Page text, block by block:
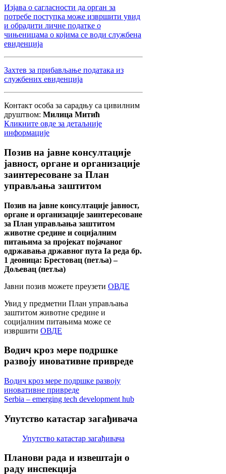
Изјава о сагласности да орган за
потребе поступка може извршити увид
и обрадити личне податке о
чињеницама о којима се води службена
евиденција
Захтев за прибављање података из
службених евиденција
Контакт особа за сарадњу са цивилним
друштвом: Милица Митић
Кликните овде за детаљније
информације
Позив на јавне консултације
јавност, органе и организације
заинтересоване за План
управљања заштитом
Позив на јавне консултације јавност,
органе и организације заинтересоване
за План управљања заштитом
животне средине и социјалним
питањима за пројекат појачаног
одржавања државног пута Ia реда бр.
1 деоница: Брестовац (петља) –
Дољевац (петља)
Јавни позив можете преузети ОВДЕ
Увид у предметни План управљања
заштитом животне средине и
социјалним питањима може се
извршити ОВДЕ
Водич кроз мере подршке
развоју иновативне привреде
Водич кроз мере подршке развоју
иновативне привреде
Serbia – emerging tech development hub
Упутство катастар загађивача
Упутство катастар загађивача
Планови рада и извештаји о
раду инспекција